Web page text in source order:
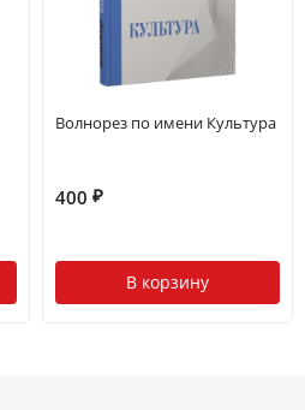
Волнорез по имени Культура
400 ₽
В корзину